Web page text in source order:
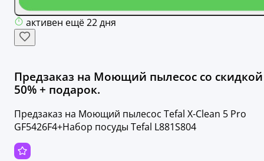
активен ещё 22 дня
Предзаказ на Моющий пылесос со скидкой
50% + подарок.
Предзаказ на Моющий пылесос Tefal X-Clean 5 Pro
GF5426F4+Набор посуды Tefal L881S804